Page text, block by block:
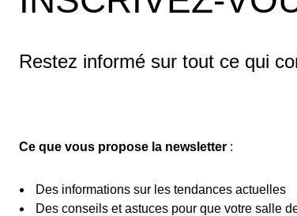
Restez informé sur tout ce qui
Ce que vous propose la newsletter :
Des informations sur les tendances actuelles
Des conseils et astuces pour que votre salle